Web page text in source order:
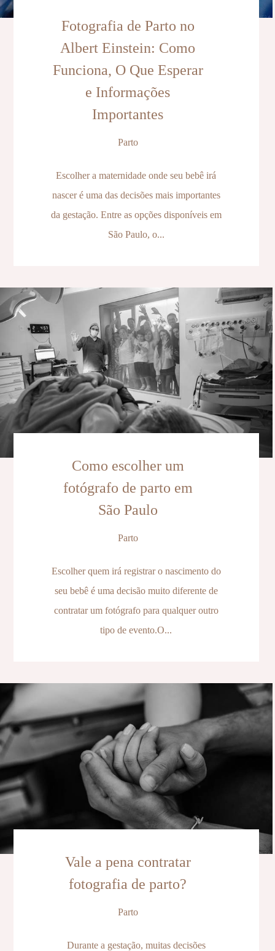
Fotografia de Parto no
Albert Einstein: Como
Funciona, O Que Esperar
e Informações
Importantes
Parto
Escolher a maternidade onde seu bebê irá
nascer é uma das decisões mais importantes
da gestação. Entre as opções disponíveis em
São Paulo, o...
Como escolher um
fotógrafo de parto em
São Paulo
Parto
Escolher quem irá registrar o nascimento do
seu bebê é uma decisão muito diferente de
contratar um fotógrafo para qualquer outro
tipo de evento.O...
Vale a pena contratar
fotografia de parto?
Parto
Durante a gestação, muitas decisões